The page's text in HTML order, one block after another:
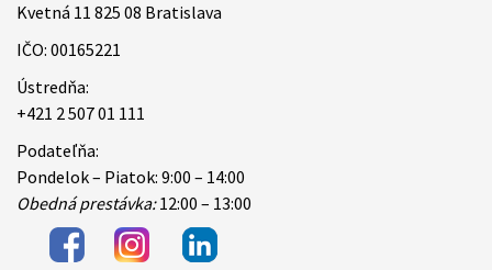
Kvetná 11 825 08 Bratislava
IČO: 00165221
Ústredňa:
+421 2 507 01 111
Podateľňa:
Pondelok – Piatok: 9:00 – 14:00
Obedná prestávka:12:00 – 13:00